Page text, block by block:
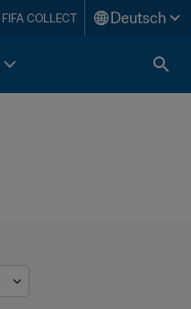
FIFA COLLECT Deutsch